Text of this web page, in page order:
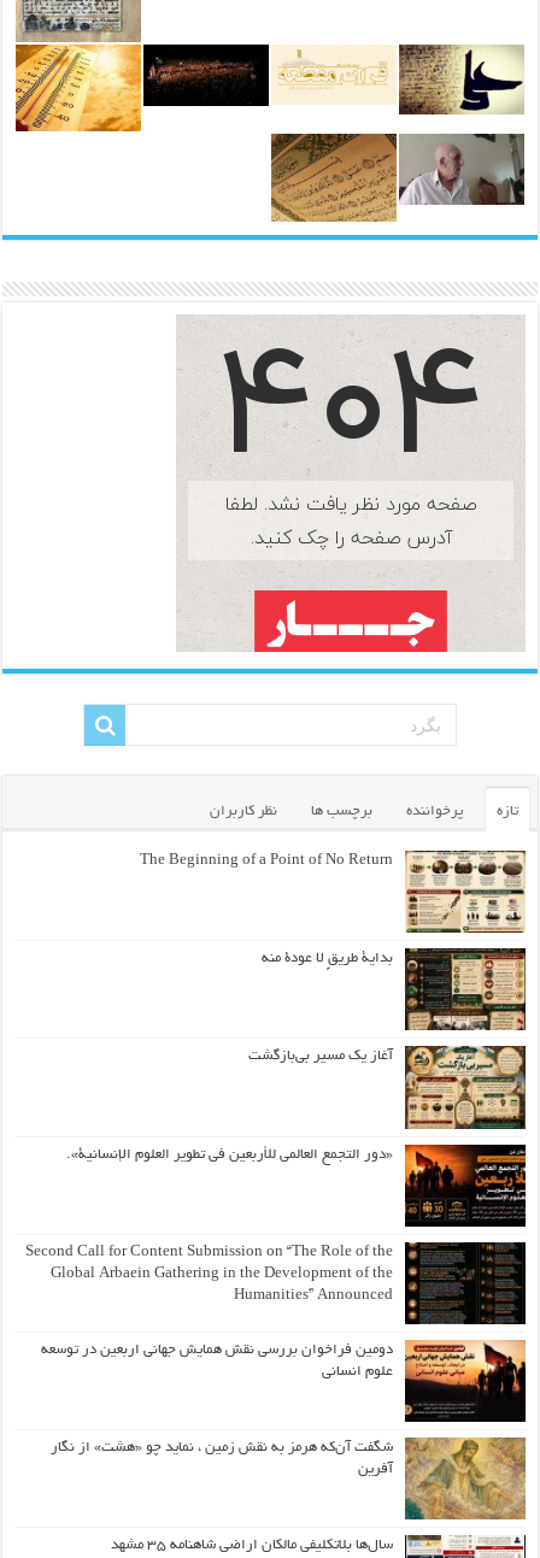
تازه پرخواننده برچسب ها نظر کاربران
The Beginning of a Point of No Return
بداية طريقٍ لا عودة منه
آغاز یک مسیر بی‌بازگشت
«دور التجمع العالمي للأربعين في تطوير العلوم الإنسانية».
Second Call for Content Submission on “The Role of the
Global Arbaein Gathering in the Development of the
Humanities” Announced
دومین فراخوان بررسی نقش همایش جهانی اربعین در توسعه
علوم انسانی
شگفت آن‌که هرمز به نقش زمین ، نماید چو «هشت» از نگار
آفرین
سال‌ها بلاتکلیفی مالکان اراضی شاهنامه ۳۵ مشهد